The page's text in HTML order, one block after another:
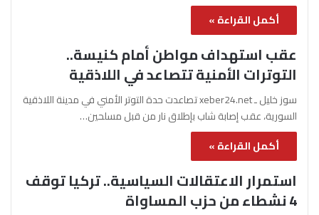
أكمل القراءة »
عقب استهداف مواطن أمام كنيسة..
التوترات الأمنية تتصاعد في اللاذقية
سوز خليل ـ xeber24.net تصاعدت حدة التوتر الأمني في مدينة اللاذقية
السورية، عقب إصابة شاب بإطلاق نار من قبل مسلحين…
أكمل القراءة »
استمرار الاعتقالات السياسية.. تركيا توقف
4 نشطاء من حزب المساواة